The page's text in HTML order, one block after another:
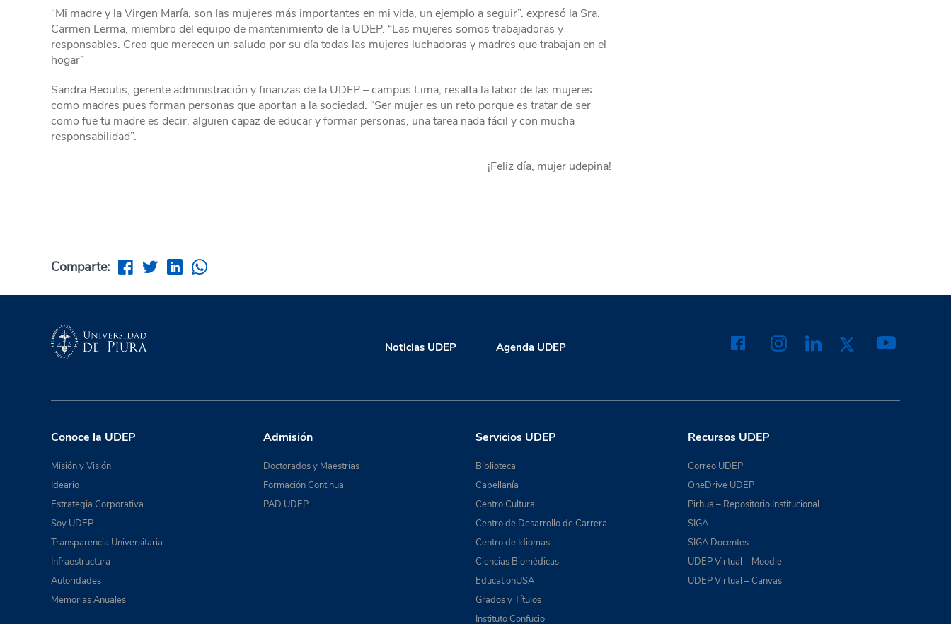
“Mi madre y la Virgen María, son las mujeres más importantes en mi vida, un ejemplo a seguir”. expresó la Sra.
Carmen Lerma, miembro del equipo de mantenimiento de la UDEP. “Las mujeres somos trabajadoras y
responsables. Creo que merecen un saludo por su día todas las mujeres luchadoras y madres que trabajan en el
hogar”
Sandra Beoutis, gerente administración y finanzas de la UDEP – campus Lima, resalta la labor de las mujeres
como madres pues forman personas que aportan a la sociedad. “Ser mujer es un reto porque es tratar de ser
como fue tu madre es decir, alguien capaz de educar y formar personas, una tarea nada fácil y con mucha
responsabilidad”.
¡Feliz día, mujer udepina!
Comparte:
Noticias UDEP Agenda UDEP
Conoce la UDEP
Misión y Visión
Ideario
Estrategia Corporativa
Soy UDEP
Transparencia Universitaria
Infraestructura
Autoridades
Memorias Anuales
Admisión
Doctorados y Maestrías
Formación Continua
PAD UDEP
Servicios UDEP
Biblioteca
Capellanía
Centro Cultural
Centro de Desarrollo de Carrera
Centro de Idiomas
Ciencias Biomédicas
EducationUSA
Grados y Títulos
Instituto Confucio
Recursos UDEP
Correo UDEP
OneDrive UDEP
Pirhua – Repositorio Institucional
SIGA
SIGA Docentes
UDEP Virtual – Moodle
UDEP Virtual – Canvas